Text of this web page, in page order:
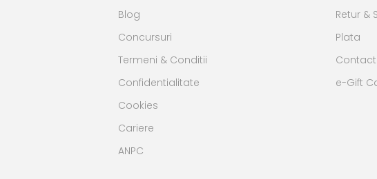
Blog
Concursuri
Termeni & Conditii
Confidentialitate
Cookies
Cariere
ANPC
Retur &
Plata
Contact
e-Gift